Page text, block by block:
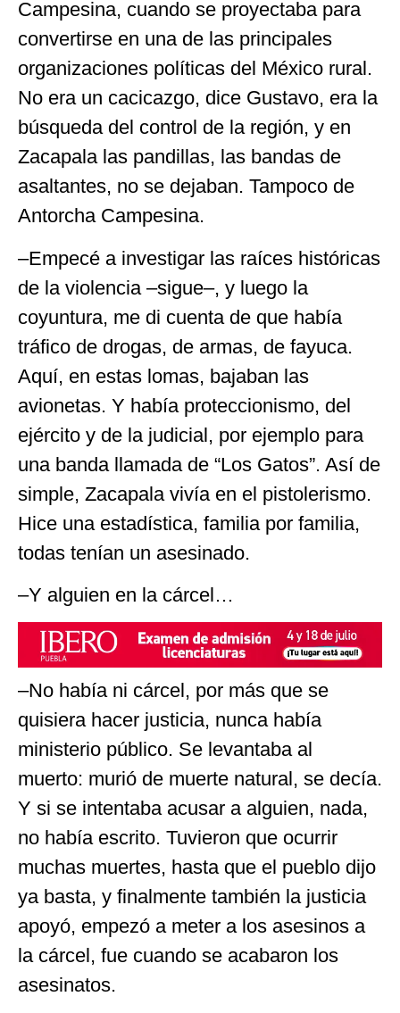
Campesina, cuando se proyectaba para
convertirse en una de las principales
organizaciones políticas del México rural.
No era un cacicazgo, dice Gustavo, era la
búsqueda del control de la región, y en
Zacapala las pandillas, las bandas de
asaltantes, no se dejaban. Tampoco de
Antorcha Campesina.
–Empecé a investigar las raíces históricas
de la violencia –sigue–, y luego la
coyuntura, me di cuenta de que había
tráfico de drogas, de armas, de fayuca.
Aquí, en estas lomas, bajaban las
avionetas. Y había proteccionismo, del
ejército y de la judicial, por ejemplo para
una banda llamada de “Los Gatos”. Así de
simple, Zacapala vivía en el pistolerismo.
Hice una estadística, familia por familia,
todas tenían un asesinado.
–Y alguien en la cárcel…
–No había ni cárcel, por más que se
quisiera hacer justicia, nunca había
ministerio público. Se levantaba al
muerto: murió de muerte natural, se decía.
Y si se intentaba acusar a alguien, nada,
no había escrito. Tuvieron que ocurrir
muchas muertes, hasta que el pueblo dijo
ya basta, y finalmente también la justicia
apoyó, empezó a meter a los asesinos a
la cárcel, fue cuando se acabaron los
asesinatos.